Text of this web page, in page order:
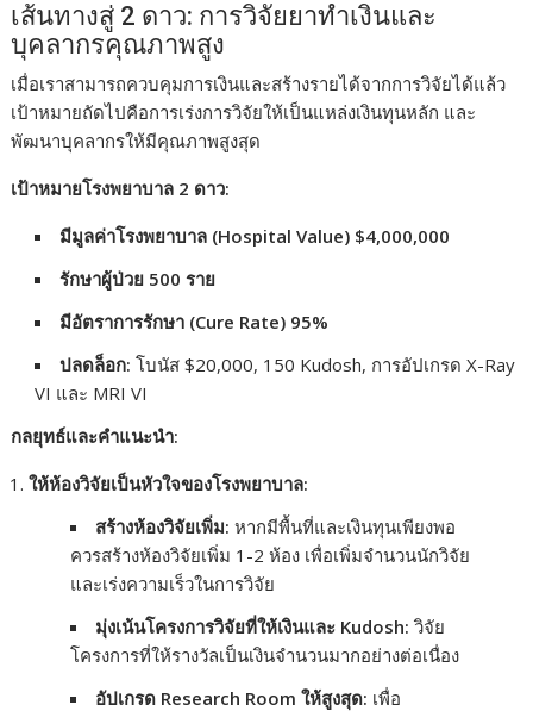
เส้นทางสู่ 2 ดาว: การวิจัยยาทำเงินและ
บุคลากรคุณภาพสูง
เมื่อเราสามารถควบคุมการเงินและสร้างรายได้จากการวิจัยได้แล้ว
เป้าหมายถัดไปคือการเร่งการวิจัยให้เป็นแหล่งเงินทุนหลัก และ
พัฒนาบุคลากรให้มีคุณภาพสูงสุด
เป้าหมายโรงพยาบาล 2 ดาว:
มีมูลค่าโรงพยาบาล (Hospital Value) $4,000,000
รักษาผู้ป่วย 500 ราย
มีอัตราการรักษา (Cure Rate) 95%
ปลดล็อก: โบนัส $20,000, 150 Kudosh, การอัปเกรด X-Ray
VI และ MRI VI
กลยุทธ์และคำแนะนำ:
ให้ห้องวิจัยเป็นหัวใจของโรงพยาบาล:
สร้างห้องวิจัยเพิ่ม: หากมีพื้นที่และเงินทุนเพียงพอ
ควรสร้างห้องวิจัยเพิ่ม 1-2 ห้อง เพื่อเพิ่มจำนวนนักวิจัย
และเร่งความเร็วในการวิจัย
มุ่งเน้นโครงการวิจัยที่ให้เงินและ Kudosh: วิจัย
โครงการที่ให้รางวัลเป็นเงินจำนวนมากอย่างต่อเนื่อง
อัปเกรด Research Room ให้สูงสุด: เพื่อ